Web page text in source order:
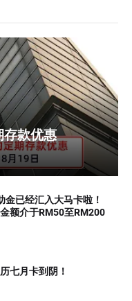
存款优惠
金已经汇入大马卡啦！
额介于RM50至RM200
七月卡到阴！